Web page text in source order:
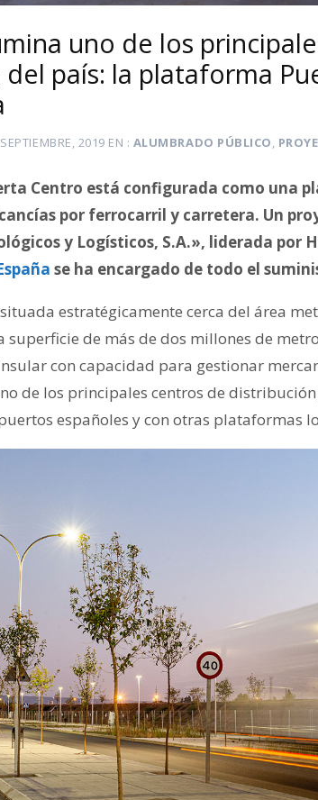
uno de los
país: la plataforma
2019 EN ALUMBRADO PÚBLICO,
Centro está configurada como una
por ferrocarril y carretera. Un
y Logísticos, S.A.», liderada por
se ha encargado de todo el
estratégicamente cerca del área
superficie de más de dos millones de
con capacidad para gestionar
de los principales centros de
españoles y con otras plataformas